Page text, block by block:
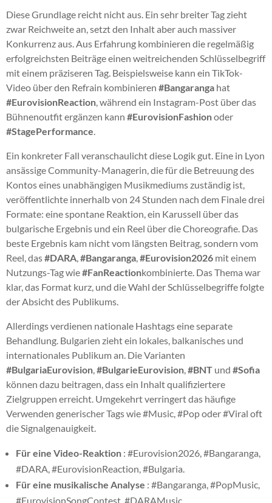
Diese Grundlage reicht nicht aus. Ein sehr breiter Tag zieht
zwar Reichweite an, setzt den Inhalt aber auch massiver
Konkurrenz aus. Aus Erfahrung kombinieren die regelmäßig
erfolgreichsten Beiträge einen weitreichenden Schlüsselbegriff
mit einem präziseren Tag. Beispielsweise kann ein TikTok-
Video über den Refrain kombinieren #Bangaranga hat
#EurovisionReaction , während ein Instagram-Post über das
Bühnenoutfit ergänzen kann #EurovisionFashionoder
#StagePerformance
Ein konkreter Fall veranschaulicht diese Logik gut. Eine in Lyon
ansässige Community-Managerin, die für die Betreuung des
Kontos eines unabhängigen Musikmediums zuständig ist,
veröffentlichte innerhalb von 24 Stunden nach dem Finale drei
Formate: eine spontane Reaktion, ein Karussell über das
bulgarische Ergebnis und ein Reel über die Choreografie. Das
beste Ergebnis kam nicht vom längsten Beitrag, sondern vom
Reel, das#DARA #Bangaranga #Eurovision2026 mit einem
Nutzungs-Tag wie#FanReactionkombinierte. Das Thema war
klar, das Format kurz, und die Wahl der Schlüsselbegriffe folgte
der Absicht des Publikums.
Allerdings verdienen nationale Hashtags eine separate
Behandlung. Bulgarien zieht ein lokales, balkanisches und
internationales Publikum an. Die Varianten
#BulgariaEurovision #BulgarieEurovision #BNT und #Sofia
können dazu beitragen, dass ein Inhalt qualifiziertere
Zielgruppen erreicht. Umgekehrt verringert das häufige
Verwenden generischer Tags wie #Music, #Pop oder #Viral oft
die Signalgenauigkeit.
Für eine Video-Reaktion : #Eurovision2026, #Bangaranga,
#DARA, #EurovisionReaction, #Bulgaria.
Für eine musikalische Analyse : #Bangaranga, #PopMusic,
#EurovisionSongContest, #DARAMusic,